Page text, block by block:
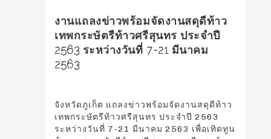
งานแถลงข่าวพร้อมจัดงานสดุดีท้าว
เทพกระษัตรีท้าวศรีสุนทร ประจำปี
2563 ระหว่างวันที่ 7-21 มีนาคม
2563
จังหวัดภูเก็ต แถลงข่าวพร้อมจัดงานสดุดีท้าว
เทพกระษัตรีท้าวศรีสุนทร ประจำปี 2563
ระหว่างวันที่ 7-21 มีนาคม 2563 เพื่อเทิดทูน